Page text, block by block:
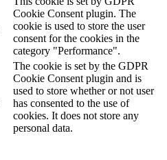
Cookie Consent plugin. The
cookie is used to store the user
consent for the cookies in the
category "Performance".
The cookie is set by the GDPR
Cookie Consent plugin and is
used to store whether or not user
has consented to the use of
cookies. It does not store any
personal data.